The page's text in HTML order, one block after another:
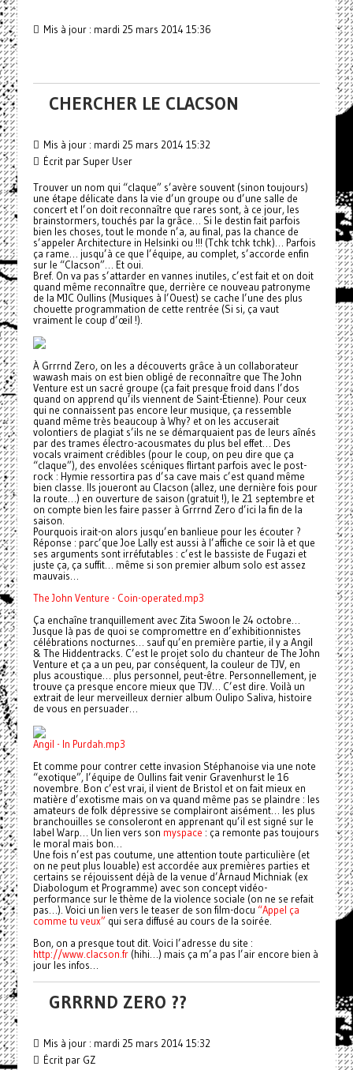
Mis à jour : mardi 25 mars 2014 15:36
CHERCHER LE CLACSON
Mis à jour : mardi 25 mars 2014 15:32
Écrit par Super User
Trouver un nom qui “claque” s’avère souvent (sinon toujours)
une étape délicate dans la vie d’un groupe ou d’une salle de
concert et l’on doit reconnaître que rares sont, à ce jour, les
brainstormers, touchés par la grâce… Si le destin fait parfois
bien les choses, tout le monde n’a, au final, pas la chance de
s’appeler Architecture in Helsinki ou !!! (Tchk tchk tchk)… Parfois
ça rame… jusqu’à ce que l’équipe, au complet, s’accorde enfin
sur le “Clacson”… Et oui.
Bref. On va pas s’attarder en vannes inutiles, c’est fait et on doit
quand même reconnaître que, derrière ce nouveau patronyme
de la MJC Oullins (Musiques à l’Ouest) se cache l’une des plus
chouette programmation de cette rentrée (Si si, ça vaut
vraiment le coup d’œil !).
À Grrrnd Zero, on les a découverts grâce à un collaborateur
wawash mais on est bien obligé de reconnaître que The John
Venture est un sacré groupe (ça fait presque froid dans l’dos
quand on apprend qu’ils viennent de Saint-Étienne). Pour ceux
qui ne connaissent pas encore leur musique, ça ressemble
quand même très beaucoup à Why? et on les accuserait
volontiers de plagiat s’ils ne se démarquaient pas de leurs aînés
par des trames électro-acousmates du plus bel effet… Des
vocals vraiment crédibles (pour le coup, on peu dire que ça
“claque”), des envolées scéniques flirtant parfois avec le post-
rock : Hymie ressortira pas d’sa cave mais c’est quand même
bien classe. Ils joueront au Clacson (allez, une dernière fois pour
la route…) en ouverture de saison (gratuit !), le 21 septembre et
on compte bien les faire passer à Grrrnd Zero d’ici la fin de la
saison.
Pourquois irait-on alors jusqu’en banlieue pour les écouter ?
Réponse : parc’que Joe Lally est aussi à l’affiche ce soir là et que
ses arguments sont irréfutables : c’est le bassiste de Fugazi et
juste ça, ça suffit… même si son premier album solo est assez
mauvais…
The John Venture - Coin-operated.mp3
Ça enchaîne tranquillement avec Zita Swoon le 24 octobre…
Jusque là pas de quoi se compromettre en d’exhibitionnistes
célébrations nocturnes… sauf qu’en première partie, il y a Angil
& The Hiddentracks. C’est le projet solo du chanteur de The John
Venture et ça a un peu, par conséquent, la couleur de TJV, en
plus acoustique… plus personnel, peut-être. Personnellement, je
trouve ça presque encore mieux que TJV… C’est dire. Voilà un
extrait de leur merveilleux dernier album Oulipo Saliva, histoire
de vous en persuader…
Angil - In Purdah.mp3
Et comme pour contrer cette invasion Stéphanoise via une note
“exotique”, l’équipe de Oullins fait venir Gravenhurst le 16
novembre. Bon c’est vrai, il vient de Bristol et on fait mieux en
matière d’exotisme mais on va quand même pas se plaindre : les
amateurs de folk dépressive se complairont aisément… les plus
branchouilles se consoleront en apprenant qu’il est signé sur le
label Warp… Un lien vers son myspace : ça remonte pas toujours
le moral mais bon…
Une fois n’est pas coutume, une attention toute particulière (et
on ne peut plus louable) est accordée aux premières parties et
certains se réjouissent déjà de la venue d’Arnaud Michniak (ex
Diabologum et Programme) avec son concept vidéo-
performance sur le thème de la violence sociale (on ne se refait
pas…). Voici un lien vers le teaser de son film-docu “Appel ça
comme tu veux” qui sera diffusé au cours de la soirée.
Bon, on a presque tout dit. Voici l’adresse du site :
http://www.clacson.fr(hihi…) mais ça m’a pas l’air encore bien à
jour les infos…
GRRRND ZERO ??
Mis à jour : mardi 25 mars 2014 15:32
Écrit par GZ